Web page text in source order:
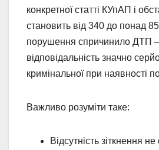
конкретної статті КУпАП і
становить від 340 до понад
порушення спричинило ДТП
відповідальність значно
кримінальної при наявності
Важливо розуміти таке:
Відсутність зіткнення